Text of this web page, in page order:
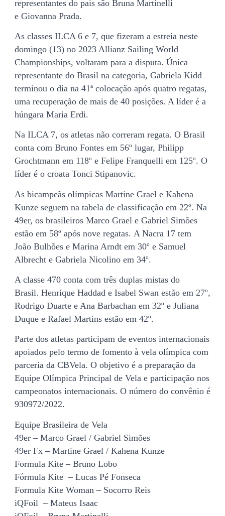
representantes do país são Bruna Martinelli
e Giovanna Prada.
As classes ILCA 6 e 7, que fizeram a estreia neste
domingo (13) no 2023 Allianz Sailing World
Championships, voltaram para a disputa. Única
representante do Brasil na categoria, Gabriela Kidd
terminou o dia na 41ª colocação após quatro regatas,
uma recuperação de mais de 40 posições. A líder é a
húngara Maria Erdi.
Na ILCA 7, os atletas não correram regata. O Brasil
conta com Bruno Fontes em 56º lugar, Philipp
Grochtmann em 118º e Felipe Franquelli em 125º. O
líder é o croata Tonci Stipanovic.
As bicampeãs olímpicas Martine Grael e Kahena
Kunze seguem na tabela de classificação em 22º. Na
49er, os brasileiros Marco Grael e Gabriel Simões
estão em 58º após nove regatas. A Nacra 17 tem
João Bulhões e Marina Arndt em 30º e Samuel
Albrecht e Gabriela Nicolino em 34º.
A classe 470 conta com três duplas mistas do
Brasil. Henrique Haddad e Isabel Swan estão em 27º,
Rodrigo Duarte e Ana Barbachan em 32º e Juliana
Duque e Rafael Martins estão em 42º.
Parte dos atletas participam de eventos internacionais
apoiados pelo termo de fomento à vela olímpica com
parceria da CBVela. O objetivo é a preparação da
Equipe Olímpica Principal de Vela e participação nos
campeonatos internacionais. O número do convênio é
930972/2022.
Equipe Brasileira de Vela
49er – Marco Grael / Gabriel Simões
49er Fx – Martine Grael / Kahena Kunze
Formula Kite – Bruno Lobo
Fórmula Kite – Lucas Pé Fonseca
Formula Kite Woman – Socorro Reis
iQFoil – Mateus Isaac